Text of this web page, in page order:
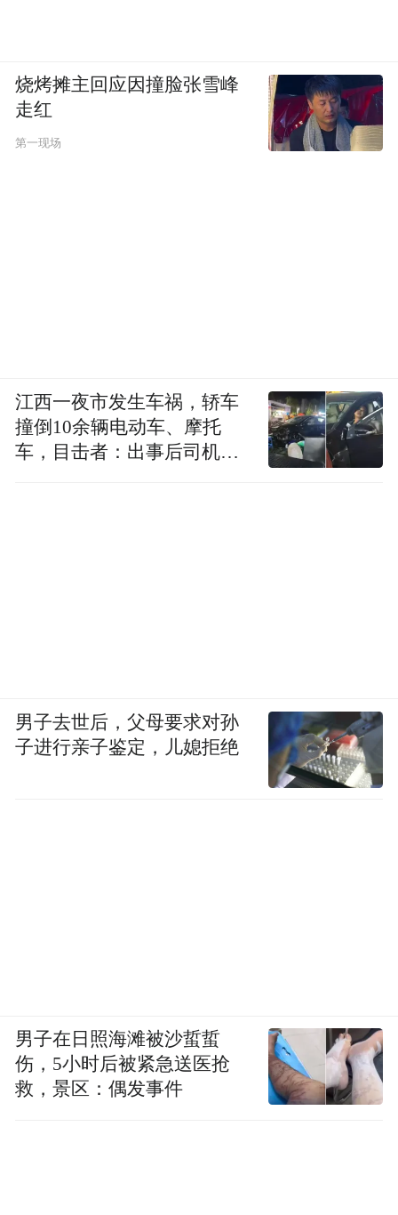
烧烤摊主回应因撞脸张雪峰
走红
第一现场
江西一夜市发生车祸，轿车
撞倒10余辆电动车、摩托
车，目击者：出事后司机一
男子去世后，父母要求对孙
子进行亲子鉴定，儿媳拒绝
男子在日照海滩被沙蜇蜇
伤，5小时后被紧急送医抢
救，景区：偶发事件